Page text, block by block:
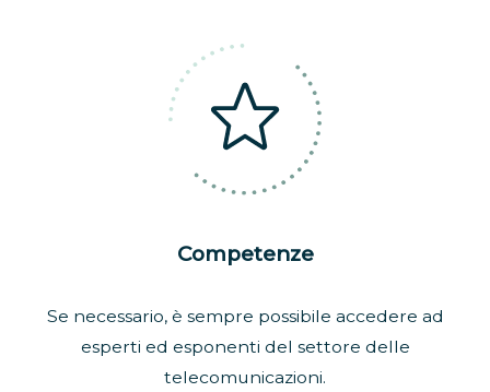
Competenze
Se necessario, è sempre possibile accedere ad
esperti ed esponenti del settore delle
telecomunicazioni.